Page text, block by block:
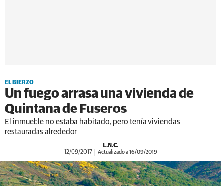
EL BIERZO
Un fuego arrasa una vivienda de
Quintana de Fuseros
El inmueble no estaba habitado, pero tenía viviendas
restauradas alrededor
L.N.C.
12/09/2017 Actualizado a 16/09/2019